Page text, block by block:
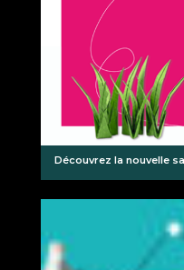
Découvrez la nouvelle